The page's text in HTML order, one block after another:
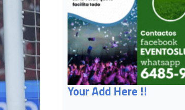
Your Add Here !!